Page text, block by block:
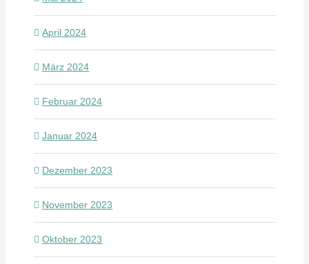
April 2024
März 2024
Februar 2024
Januar 2024
Dezember 2023
November 2023
Oktober 2023